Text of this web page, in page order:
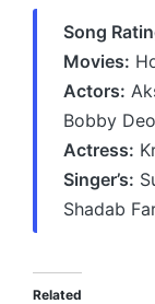
Song
Movies:
Actors:
Bobby
Actress:
Singer’s:
Shadab
Related